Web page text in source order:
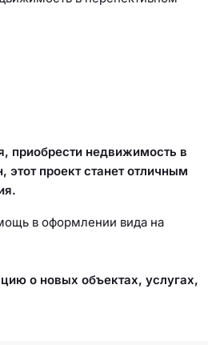
приобрести недвижимость в
этот проект станет отличным
в оформлении вида на
о новых объектах, услугах,